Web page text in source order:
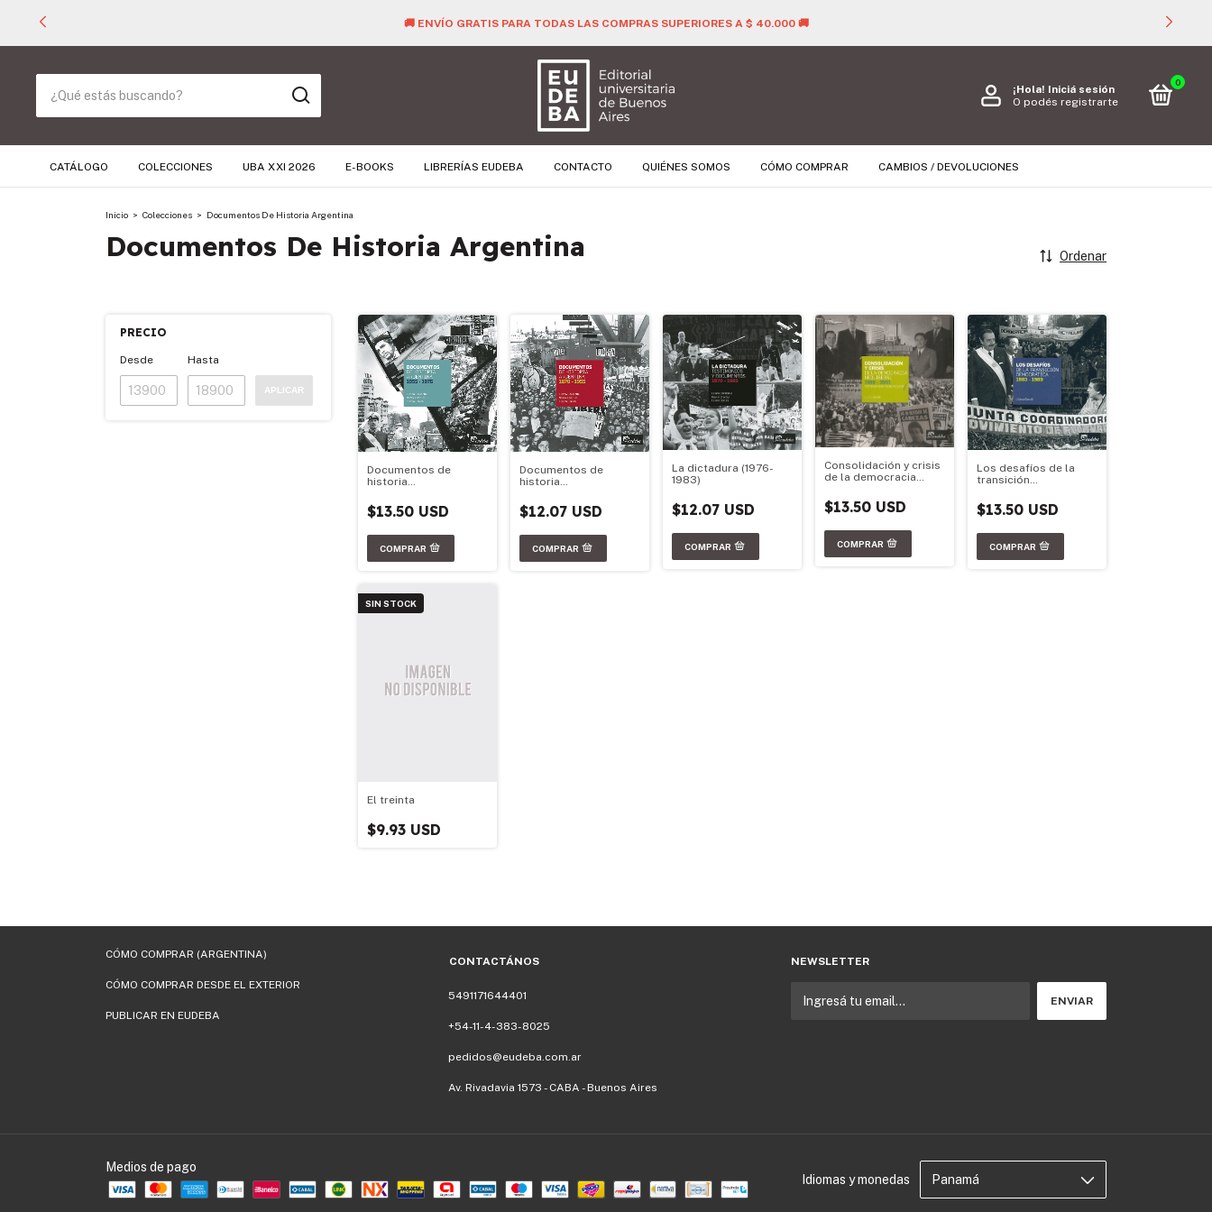
🚚 ENVÍO GRATIS PARA TODAS LAS COMPRAS SUPERIORES A $ 40.000 🚚
¡Hola! Iniciá sesión
O podés registrarte
0
CATÁLOGO COLECCIONES UBA XXI 2026 E-BOOKS LIBRERÍAS EUDEBA CONTACTO QUIÉNES SOMOS CÓMO COMPRAR CAMBIOS / DEVOLUCIONES
Inicio > Colecciones > Documentos De Historia Argentina
Documentos De Historia Argentina Ordenar
PRECIO
Desde Hasta
APLICAR
Documentos de
historia
$13.50 USD
Documentos de
historia
$12.07 USD
La dictadura (1976-
1983)
$12.07 USD
Consolidación y crisis
de la democracia
$13.50 USD
Los desafíos de la
transición
1989
$13.50 USD
SIN STOCK
El treinta
$9.93 USD
CÓMO COMPRAR (ARGENTINA)
CÓMO COMPRAR DESDE EL EXTERIOR
PUBLICAR EN EUDEBA
CONTACTÁNOS
5491171644401
+54-11-4-383-8025
pedidos@eudeba.com.ar
Av. Rivadavia 1573 - CABA - Buenos Aires
NEWSLETTER
Medios de pago
Idiomas y monedas